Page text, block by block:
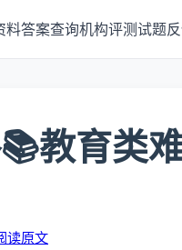
料答案查询机构评测试题
教育类
读原文